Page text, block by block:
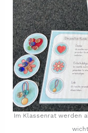
Im Klassenrat werden